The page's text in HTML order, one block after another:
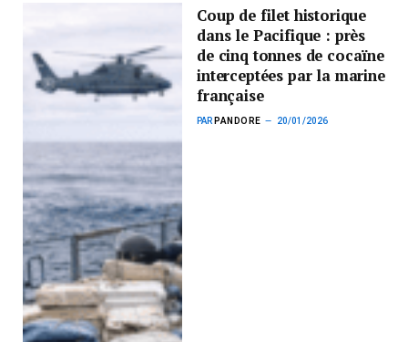
Coup de filet historique
dans le Pacifique : près
de cinq tonnes de cocaïne
interceptées par la marine
française
PAR PANDORE 20/01/2026